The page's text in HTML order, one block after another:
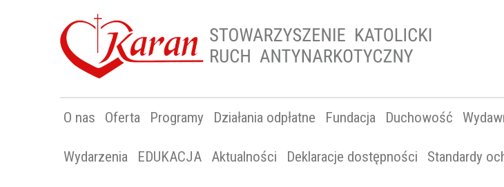
O nas Oferta Programy Działania odpłatne Fundacja Duchowość
Wydarzenia EDUKACJA Aktualności Deklaracje dostępności Standardy